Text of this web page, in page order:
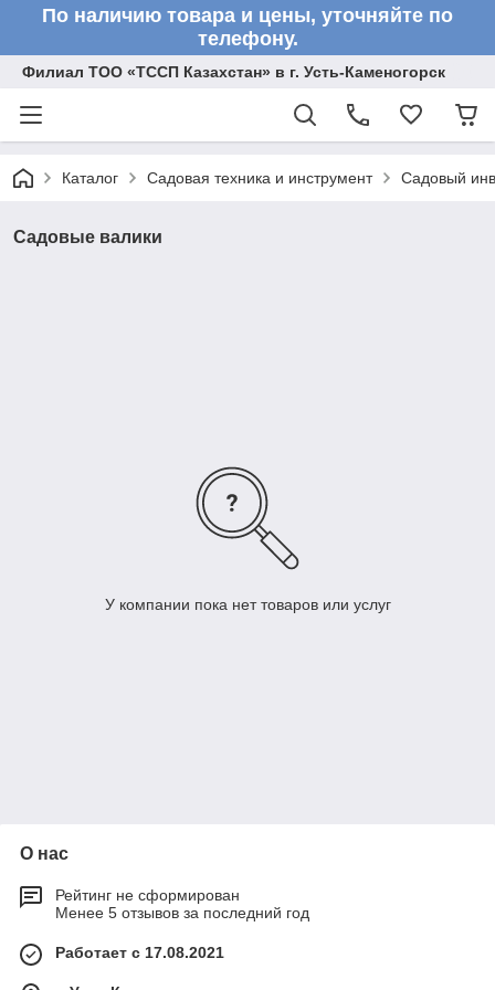
По наличию товара и цены, уточняйте по
телефону.
Филиал ТОО «ТССП Казахстан» в г. Усть-Каменогорск
Каталог Садовая техника и инструмент Садовый
Садовые валики
У компании пока нет товаров или услуг
О нас
Рейтинг не сформирован
Менее 5 отзывов за последний год
Работает с 17.08.2021